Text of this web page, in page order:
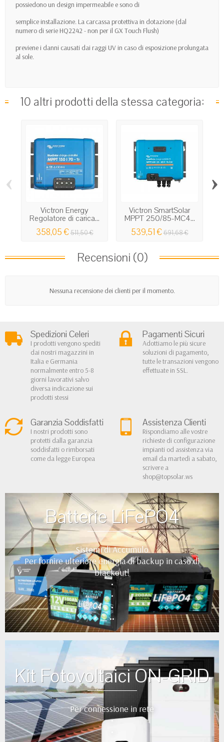
possiedono un design impermeabile e sono di
semplice installazione. La carcassa protettiva in dotazione (dal
numero di serie HQ2242 - non per il GX Touch Flush)
previene i danni causati dai raggi UV in caso di esposizione prolungata
al sole.
10 altri prodotti della stessa categoria:
Victron Energy
Regolatore di carica...
358,05 €511,50 €
Victron SmartSolar
MPPT 250/85-MC4...
539,51 €691,68 €
‹ ›
Recensioni (0)
Nessuna recensione dei clienti per il momento.
Spedizioni Celeri
I prodotti vengono spediti
dai nostri magazzini in
Italia e Germania
normalmente entro 5-8
giorni lavorativi salvo
diversa indicazione sui
prodotti stessi
Pagamenti Sicuri
Adottiamo le più sicure
soluzioni di pagamento,
tutte le transazioni vengono
effettuate in SSL.
Garanzia Soddisfatti
I nostri prodotti sono
protetti dalla garanzia
soddisfatti o rimborsati
come da legge Europea
Assistenza Clienti
Rispondiamo alle vostre
richieste di configurazione
impianti od assistenza via
email da martedì a sabato,
scrivere a
shop@topsolar.ws
Batterie LiFePO4
Sistemi di Accumulo
Per fornire ulteriore energia di backup in caso di
blackout!
•
•
•
••
Kit Fotovoltaici ON-GRID
Per connessione in rete
•